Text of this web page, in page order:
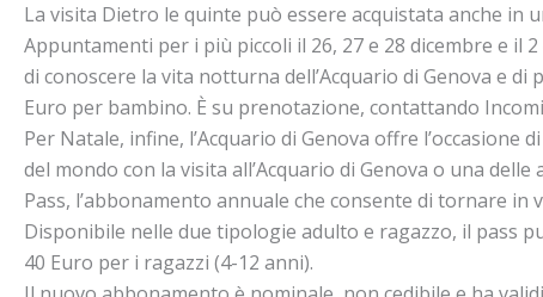
La visita Dietro le quinte può essere acquistata anche in
Appuntamenti per i più piccoli il 26, 27 e 28 dicembre e il
di conoscere la vita notturna dell’Acquario di Genova e
Euro per bambino. È su prenotazione, contattando
Per Natale, infine, l’Acquario di Genova offre
del mondo con la visita all’Acquario di Genova o una
Pass, l’abbonamento annuale che consente di tornare
Disponibile nelle due tipologie adulto e ragazzo, il pass
40 Euro per i ragazzi (4-12 anni).